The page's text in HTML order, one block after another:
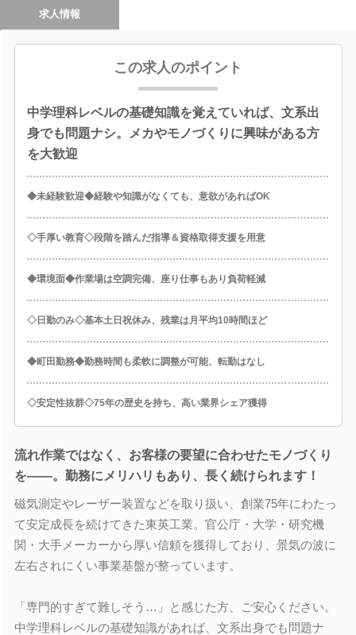
求人情報
この求人のポイント
中学理科レベルの基礎知識を覚えていれば、文系出
身でも問題ナシ。メカやモノづくりに興味がある方
を大歓迎
◆未経験歓迎◆経験や知識がなくても、意欲があればOK
◇手厚い教育◇段階を踏んだ指導＆資格取得支援を用意
◆環境面◆作業場は空調完備、座り仕事もあり負荷軽減
◇日勤のみ◇基本土日祝休み、残業は月平均10時間ほど
◆町田勤務◆勤務時間も柔軟に調整が可能、転勤はなし
◇安定性抜群◇75年の歴史を持ち、高い業界シェア獲得
流れ作業ではなく、お客様の要望に合わせたモノづくり
を――。勤務にメリハリもあり、長く続けられます！
磁気測定やレーザー装置などを取り扱い、創業75年にわたっ
て安定成長を続けてきた東英工業。官公庁・大学・研究機
関・大手メーカーから厚い信頼を獲得しており、景気の波に
左右されにくい事業基盤が整っています。
「専門的すぎて難しそう…」と感じた方、ご安心ください。
中学理科レベルの基礎知識があれば、文系出身でも問題ナ